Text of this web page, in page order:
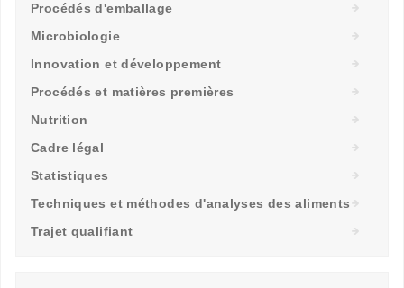
Procédés d'emballage
Microbiologie
Innovation et développement
Procédés et matières premières
Nutrition
Cadre légal
Statistiques
Techniques et méthodes d'analyses des aliments
Trajet qualifiant